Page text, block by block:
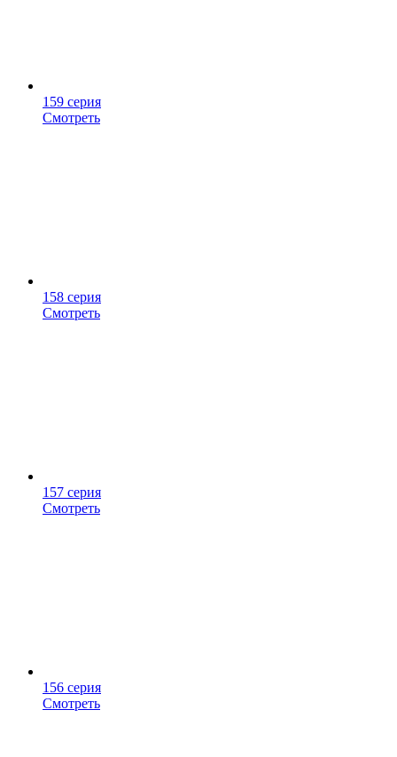
159 серия
Смотреть
158 серия
Смотреть
157 серия
Смотреть
156 серия
Смотреть